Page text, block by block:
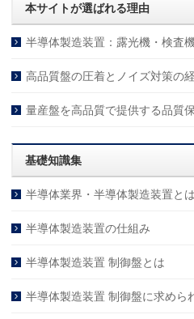
本サイトが選ばれる理由
半導体製造装置：露光機・検査
高品質盤の圧着とノイズ対策の
量産盤を高品質で提供する品質
基礎知識集
半導体業界・半導体製造装置とは
半導体製造装置の仕組み
半導体製造装置 制御盤とは
半導体製造装置 制御盤に求めら